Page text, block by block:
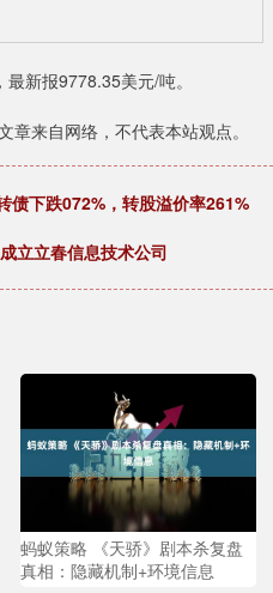
新报9778.35美元/吨。
章来自网络，不代表本站观点。
债下跌072%，转股溢价率261%
立立春信息技术公司
蚂蚁策略 《天骄》剧本杀复盘
真相：隐藏机制+环境信息